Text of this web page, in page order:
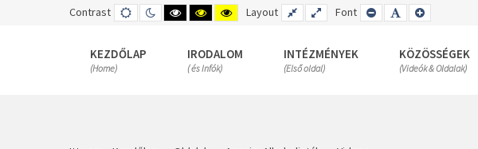
Contrast DEFAULT
MODE
NIGHT
MODE
HIGH
CONTRAST
MODE
HIGH
CONTRAST
MODE
HIGH
CONTRAST
MODE
Layout FIXED
LAYOUT
WIDE
LAYOUT
Font SET
SMALLER
SET
DEFAULT
SET
LARGER
KEZDŐLAP
(Home)
IRODALOM
( és Infók)
INTÉZMÉNYEK
(Első oldal)
KÖZÖSSÉGEK
(Videók & Oldalak)